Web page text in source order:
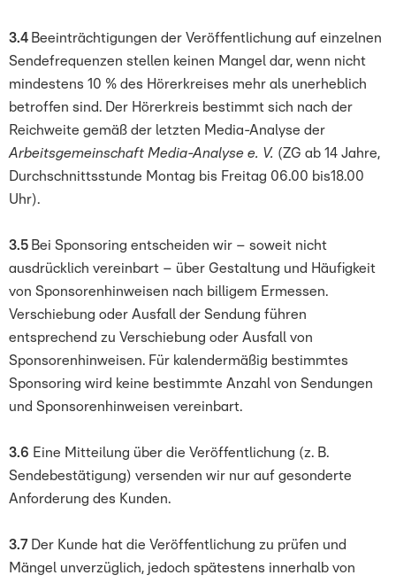
3.4 Beeinträchtigungen der Veröffentlichung auf einzelnen
Sendefrequenzen stellen keinen Mangel dar, wenn nicht
mindestens 10 % des Hörerkreises mehr als unerheblich
betroffen sind. Der Hörerkreis bestimmt sich nach der
Reichweite gemäß der letzten Media-Analyse der
Arbeitsgemeinschaft Media-Analyse e. V. (ZG ab 14 Jahre,
Durchschnittsstunde Montag bis Freitag 06.00 bis18.00
Uhr).
3.5 Bei Sponsoring entscheiden wir – soweit nicht
ausdrücklich vereinbart – über Gestaltung und Häufigkeit
von Sponsorenhinweisen nach billigem Ermessen.
Verschiebung oder Ausfall der Sendung führen
entsprechend zu Verschiebung oder Ausfall von
Sponsorenhinweisen. Für kalendermäßig bestimmtes
Sponsoring wird keine bestimmte Anzahl von Sendungen
und Sponsorenhinweisen vereinbart.
3.6 Eine Mitteilung über die Veröffentlichung (z. B.
Sendebestätigung) versenden wir nur auf gesonderte
Anforderung des Kunden.
3.7 Der Kunde hat die Veröffentlichung zu prüfen und
Mängel unverzüglich, jedoch spätestens innerhalb von